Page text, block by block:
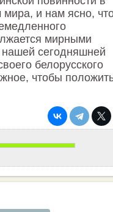
и нам ясно,
мирными
сегодняшней
белорусского
чтобы